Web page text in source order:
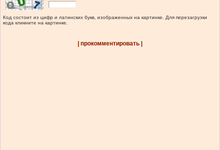
Код состоит из цифр и латинских букв, изображенных на картинке. Для перезагрузки
кода кликните на картинке.
| прокомментировать |